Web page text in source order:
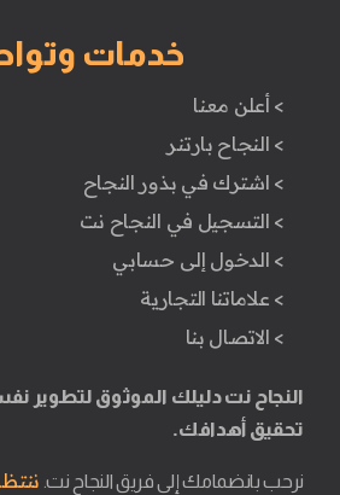
خدمات
> أعلن معنا
> النجاح بارتنر
> اشترك في بذور النجاح
> التسجيل في النجاح نت
> الدخول إلى حسابي
> علاماتنا التجارية
> الاتصال بنا
النجاح نت دليلك الموثوق لتطوير
تحقيق أهدافك.
نرحب بانضمامك إلى فريق النجاح نت.